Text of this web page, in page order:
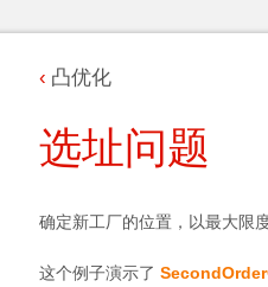
凸优化
选址问题
确定新工厂的位置，以最大限
这个例子演示了